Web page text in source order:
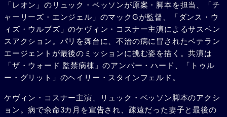
「レオン」のリュック・ベッソンが原案・脚本を担当、「チ
ャーリーズ・エンジェル」のマックGが監督、「ダンス・ウ
ィズ・ウルブズ」のケヴィン・コスナー主演によるサスペン
スアクション。パリを舞台に、不治の病に冒されたベテラン
エージェントが最後のミッションに挑む姿を描く。共演は
「ザ・ウォード 監禁病棟」のアンバー・ハード、「トゥル
ー・グリット」のヘイリー・スタインフェルド。
ケヴィン・コスナー主演、リュック・ベッソン脚本のアクシ
ョン。病で余命3カ月を宣告され、疎遠だった妻子と最後の